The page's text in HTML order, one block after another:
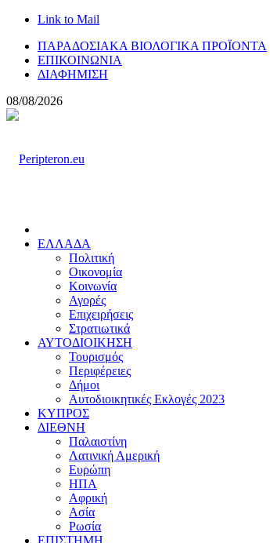
Link to Mail
ΠΑΡΑΔΟΣΙΑΚΑ ΒΙΟΛΟΓΙΚΑ ΠΡΟΪΟΝΤΑ
ΕΠΙΚΟΙΝΩΝΙΑ
ΔΙΑΦΗΜΙΣΗ
08/08/2026
ΕΛΛΑΔΑ
Πολιτική
Οικονομία
Κοινωνία
Αγορές
Επιχειρήσεις
Στρατιωτικά
ΑΥΤΟΔΙΟΙΚΗΣΗ
Τουρισμός
Περιφέρειες
Δήμοι
Αυτοδιοικητικές Εκλογές 2023
ΚΥΠΡΟΣ
ΔΙΕΘΝΗ
Παλαιστίνη
Λατινική Αμερική
Ευρώπη
ΗΠΑ
Αφρική
Ασία
Ρωσία
ΕΠΙΣΤΗΜΗ